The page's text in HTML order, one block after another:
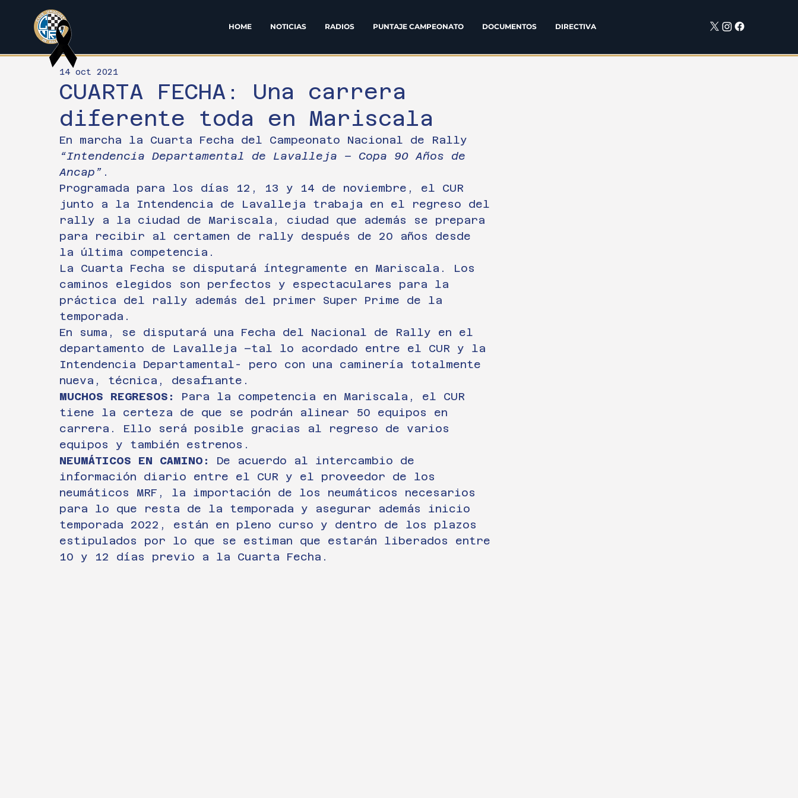
HOME NOTICIAS RADIOS PUNTAJE CAMPEONATO DOCUMENTOS DIRECTIVA
CUARTA FECHA: Una carrera
diferente toda en Mariscala
14 oct 2021
En marcha la Cuarta Fecha del Campeonato Nacional de Rally
“Intendencia Departamental de Lavalleja – Copa 90 Años de
Ancap” .
Programada para los días 12, 13 y 14 de noviembre, el CUR
junto a la Intendencia de Lavalleja trabaja en el regreso del
rally a la ciudad de Mariscala, ciudad que además se prepara
para recibir al certamen de rally después de 20 años desde
la última competencia.
La Cuarta Fecha se disputará íntegramente en Mariscala. Los
caminos elegidos son perfectos y espectaculares para la
práctica del rally además del primer Super Prime de la
temporada.
En suma, se disputará una Fecha del Nacional de Rally en el
departamento de Lavalleja –tal lo acordado entre el CUR y la
Intendencia Departamental- pero con una caminería totalmente
nueva, técnica, desafiante.
MUCHOS REGRESOS:
Para la competencia en Mariscala, el CUR
tiene la certeza de que se podrán alinear 50 equipos en
carrera. Ello será posible gracias al regreso de varios
equipos y también estrenos.
NEUMÁTICOS EN CAMINO:
De acuerdo al intercambio de
información diario entre el CUR y el proveedor de los
neumáticos MRF, la importación de los neumáticos necesarios
para lo que resta de la temporada y asegurar además inicio
temporada 2022, están en pleno curso y dentro de los plazos
estipulados por lo que se estiman que estarán liberados entre
10 y 12 días previo a la Cuarta Fecha.